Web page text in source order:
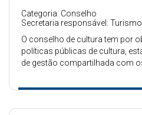
Categoria: Conselho
Secretaria responsável:
O conselho de cultura tem por
políticas públicas de cultura,
de gestão compartilhada com
desenvolvimento humano,
serviços culturais.